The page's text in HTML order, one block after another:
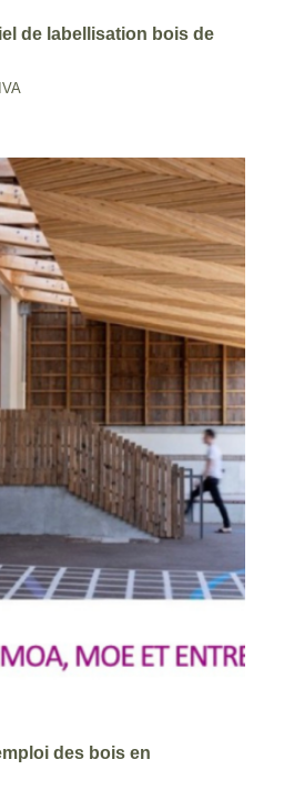
de labellisation bois de
des bois en